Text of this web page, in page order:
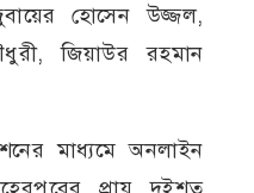
হোসেন উজ্জল,
জিয়াউর রহমান
মাধ্যমে অনলাইন